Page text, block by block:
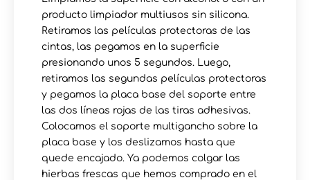
producto limpiador multiusos sin silicona.
Retiramos las películas protectoras de las
cintas, las pegamos en la superficie
presionando unos 5 segundos. Luego,
retiramos las segundas películas protectoras
y pegamos la placa base del soporte entre
las dos líneas rojas de las tiras adhesivas.
Colocamos el soporte multigancho sobre la
placa base y los deslizamos hasta que
quede encajado. Ya podemos colgar las
hierbas frescas que hemos comprado en el